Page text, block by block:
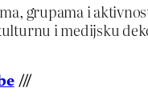
grupama i
i medijsku
///